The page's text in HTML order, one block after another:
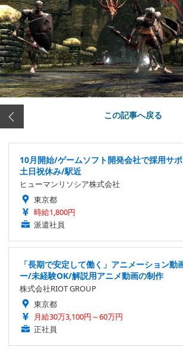
この記事へ戻る
10月開始/ゲームソフト開発会社で採用サ
土日祝休み/駅近
ヒューマンリソシア株式会社
東京都
時給1,800円
派遣社員
「長期で安定して働く」アニメーション動
ー/未経験OK/解説用アニメ動画の制作
株式会社RIOT GROUP
東京都
月給30万3,100円～60万円
正社員